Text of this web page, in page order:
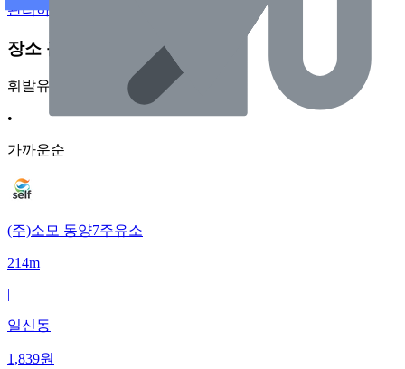
관리하기
장소 근처 주유소
휘발유
•
가까운순
(주)소모 동양7주유소
214m
|
일신동
1,839원